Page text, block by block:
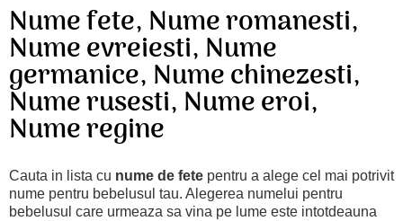
Nume fete, Nume romanesti,
Nume evreiesti, Nume
germanice, Nume chinezesti,
Nume rusesti, Nume eroi,
Nume regine
Cauta in lista cu nume de fete pentru a alege cel mai potrivit
nume pentru bebelusul tau. Alegerea numelui pentru
bebelusul care urmeaza sa vina pe lume este intotdeauna